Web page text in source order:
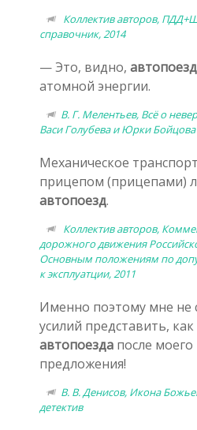
Коллектив авторов,
справочник, 2014
— Это, видно, автопоезд
атомной энергии.
В. Г. Мелентьев, Всё о
Васи Голубева и Юрки Бойцова
Механическое
прицепом (прицепами)
автопоезд.
Коллектив авторов,
дорожного движения
Основным положениям по
к эксплуатции, 2011
Именно поэтому мне не
усилий представить,
автопоезда после моего
предложения!
В. В. Денисов, Икона
детектив